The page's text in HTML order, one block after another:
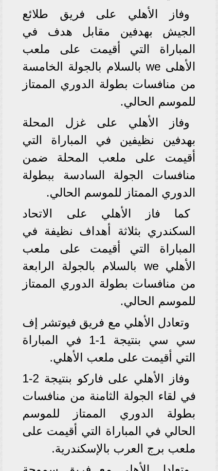
وفاز الأهلي على فريق طلائع
الجيش بهدفين مقابل هدف في
المباراة التي أقيمت على ملعب
الأهلى we بالسلام بالجولة الخامسة
من منافسات بطولة الدوري الممتاز
للموسم الحالي.
وفاز الأهلي على غزل المحلة
بهدفين نظيفين في المباراة التي
أقيمت على ملعب المحلة ضمن
منافسات الجولة السادسة ببطولة
الدوري الممتاز للموسم الحالي.
كما فاز الأهلي على الاتحاد
السكندري بثلاثة أهداف نظيفة في
المباراة التي أقيمت على ملعب
الأهلي we بالسلام بالجولة الرابعة
من منافسات بطولة الدوري الممتاز
للموسم الحالي.
وتعادل الأهلي مع فريق فيوتشر إف
سي سي بنتيجة 1-1 في المباراة
التي أقيمت على ملعب الأهلي.
وفاز الأهلي على فاركو بنتيجة 2-1
في لقاء الجولة الثامنة من منافسات
بطولة الدوري الممتاز للموسم
الحالي في المباراة التي أقيمت على
ملعب برج العرب بالإسكندرية.